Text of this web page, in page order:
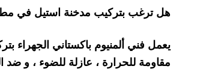
هل ترغب بتركيب مدخنة استيل في
يعمل فني ألمنيوم باكستاني الجهراء
مقاومة للحرارة ، عازلة للضوء ، و